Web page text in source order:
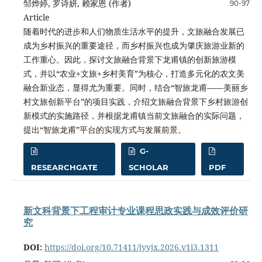
90-97
邹烨婷, 罗诗妍, 赖家恩 (作者)
Article
随着时代的进步和人们物质生活水平的提升，文旅融合发展已
成为乡村振兴的重要途径，而乡村振兴也成为肇庆旅游业新的
工作重心。因此，探讨文旅融合背景下龙甫镇的创新旅游模
式，并以“农业+文旅+乡村美育”为核心，打造多元化的农文美
融合新业态，显得尤为重要。同时，结合“智旅龙甫——美丽乡
村文旅创新平台”的项目实践，介绍文旅融合背景下乡村旅游创
新模式的实施路径，并根据龙甫镇当前文旅融合的实际问题，
提出“智旅龙甫”平台的实现方式与发展前景。
RESEARCHGATE
G-
SCHOLAR
PDF
新文科背景下工程审计专业课程思政实践与成效评价研
究
DOI: https://doi.org/10.71411/jyyjx.2026.v1i3.1311